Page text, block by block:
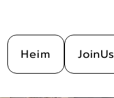
Heim JoinUs